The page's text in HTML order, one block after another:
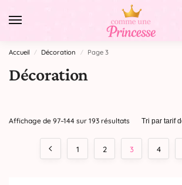
Accueil / Décoration / Page 3
Décoration
Affichage de 97–144 sur 193 résultats
1 2 3 4